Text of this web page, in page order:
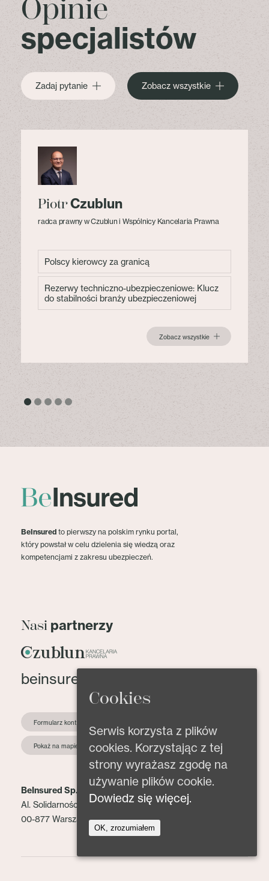
Opinie
specjalistów
Zadaj pytanie Zobacz wszystkie
PiotrCzublun
radca prawny w Czublun i Wspólnicy Kancelaria Prawna
Polscy kierowcy za granicą
Rezerwy techniczno-ubezpieczeniowe: Klucz
do stabilności branży ubezpieczeniowej
Zobacz wszystkie
BeInsured to pierwszy na polskim rynku portal,
który powstał w celu dzielenia się wiedzą oraz
kompetencjami z zakresu ubezpieczeń.
Nasi partnerzy
beinsured@beinsured.pl
Formularz kontaktowy
Pokaż na mapie
BeInsured Sp. z o.o.
Al. Solidarności 153 lok. 2
00-877 Warszawa
Cookies
Serwis korzysta z plików
cookies. Korzystając z tej
strony wyrażasz zgodę na
używanie plików cookie.
Dowiedz się więcej.
OK, zrozumiałem